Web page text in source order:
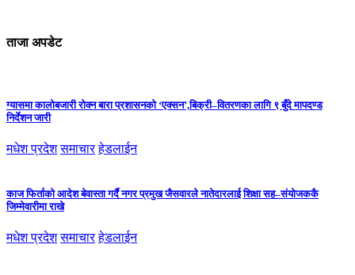
ताजा अपडेट
ग्यासमा कालोबजारी रोक्न बारा प्रशासनको ‘एक्सन’,बिक्री–वितरणका लागि ९ बुँदे मापदण्ड
निर्देशन जारी
मधेश प्रदेश समाचार हेडलाईन
काज फिर्ताको आदेश बेवास्ता गर्दै नगर प्रमुख जैसवारले नातेदारलाई शिक्षा सह–संयोजककै
जिम्मेवारीमा राखे
मधेश प्रदेश समाचार हेडलाईन